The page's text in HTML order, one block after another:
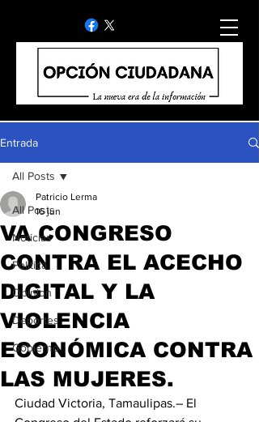
Entrada
All Posts
Noticias
Politica
Opinion
Deportes
Gobierno
All Posts
VA CONGRESO
CONTRA EL ACECHO
DIGITAL Y LA
VIOLENCIA
ECONÓMICA CONTRA
LAS MUJERES.
Patricio Lerma
16 jun
Ciudad Victoria, Tamaulipas.– El